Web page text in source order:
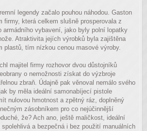
legendy začalo pouhou náhodou. Gaston
firmy, která celkem slušně prosperovala z
armádního vybavení, jako byly polní lopatky
Atraktivita jejích výrobků byla zajištěna
plastů, tím nízkou cenou masové výroby.
majitel firmy rozhovor dvou důstojníků
o nemožnosti získat do výzbroje
zbraň. Údajně pak věnoval nemálo svého
by měla ideální samonabíjecí pistole
nulovou hmotnost a zpětný ráz, doplněný
zásobníkem pro co nejúčinnější
že? Ach ano, ještě maličkost, ideální
a bezpečná i bez použití manuálních